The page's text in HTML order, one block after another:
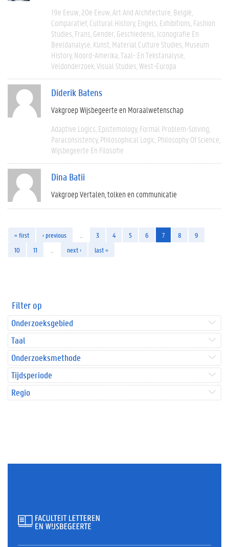
19e Eeuw 20e Eeuw Art And Architecture België
Comparatief Cultural History Engels Exhibitions Fashion
Studies Frans Gender Geschiedenis Iconografie En
Beeldanalyse Kunst Material Culture Studies Museum
History Noord-Amerika Taal- En Tekstanalyse
Veldonderzoek Visual Studies West-Europa
Diderik Batens
Vakgroep Wijsbegeerte en Moraalwetenschap
Adaptive Logics Epistemology Formal Problem-Solving
Paraconsistency Philosophical Logic Philosophy Of Science
Wijsbegeerte En Filosofie
Dina Batii
Vakgroep Vertalen, tolken en communicatie
« first ‹ previous 3 4 5 6 7 8
9
10
11 next › last »
Filter op
Onderzoeksgebied
Taal
Onderzoeksmethode
Tijdsperiode
Regio